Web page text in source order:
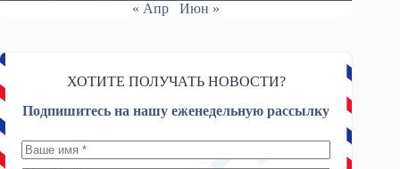
« Апр
Июн »
ХОТИТЕ ПОЛУЧАТЬ НОВОСТИ?
Подпишитесь на нашу еженедельную рассылку